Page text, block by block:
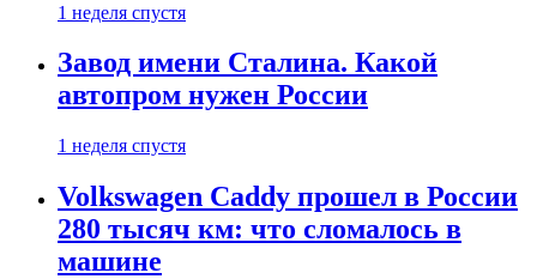
1 неделя спустя
Завод имени Сталина. Какой
автопром нужен России
1 неделя спустя
Volkswagen Caddy прошел в России
280 тысяч км: что сломалось в
машине